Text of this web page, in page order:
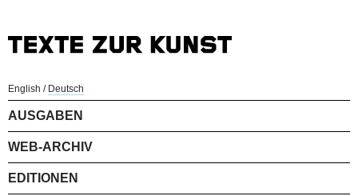
English / Deutsch
AUSGABEN
WEB-ARCHIV
EDITIONEN